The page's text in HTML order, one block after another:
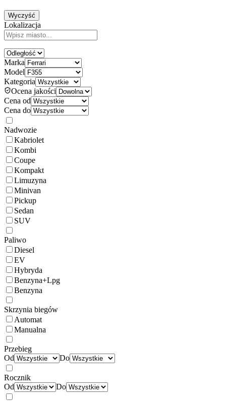
Wyczyść
Lokalizacja
Marka
Model
Kategoria
Ocena jakości
Cena od
Cena do
Nadwozie
Kabriolet
Kombi
Coupe
Kompakt
Limuzyna
Minivan
Pickup
Sedan
SUV
Paliwo
Diesel
EV
Hybryda
Benzyna+Lpg
Benzyna
Skrzynia biegów
Automat
Manualna
Przebieg
Od
Do
Rocznik
Od
Do